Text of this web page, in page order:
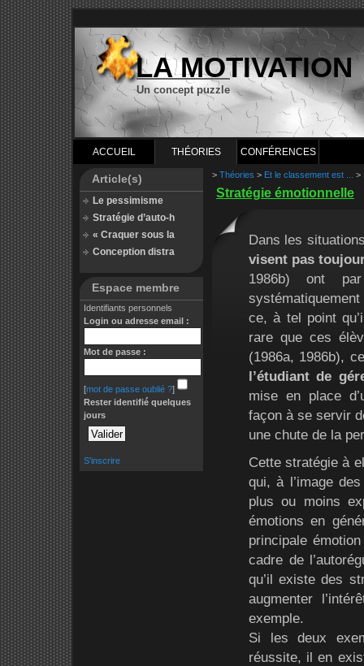
LA MOTIVATION
Un concept puzzle
ACCUEIL THÉORIES CONFÉRENCES
Article(s)
Le pessimisme
Stratégie d’auto-h
« Craquer sous la
Conception distra
Espace membre
Identifiants personnels
Login ou adresse email :
Mot de passe :
[mot de passe oublié ?]
Rester identifié quelques
jours
S'inscrire
> Théories > Et le classement est ... >
Stratégie émotionnelle
Dans les
visent pas
1986b) ont
ce, à tel point
rare que ces
(1986a, 1986b),
l’étudiant de
mise en place
façon à se servir
une chute de la
Cette stratégie à
qui, à l’image
plus ou moins
émotions en
principale
cadre de
qu’il existe des
augmenter
exemple.
Si les deux
réussite, il en